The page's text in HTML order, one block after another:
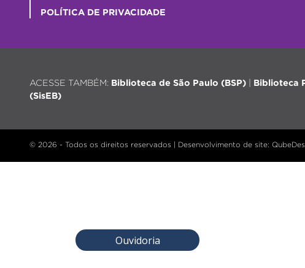
POLÍTICA DE PRIVACIDADE
ACESSE TAMBÉM: Biblioteca de São Paulo (BSP) | Biblioteca
(SisEB)
© 2026 - Todos os direitos reservados | Desenvolvimento de site:
Ouvidoria